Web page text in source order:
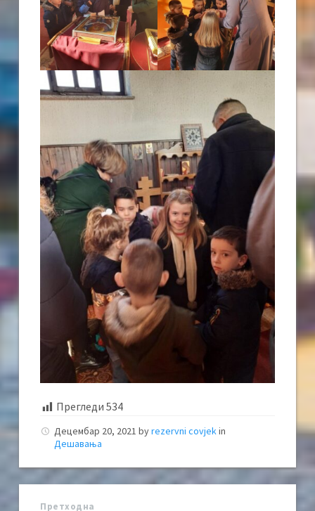
Прегледи 534
Децембар 20, 2021 byrezervni covjek in
Дешавања
Претходна